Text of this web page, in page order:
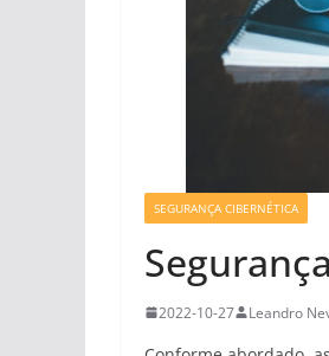
SEGURANÇA CIBERNÉTICA
2022-10-27 Leandro